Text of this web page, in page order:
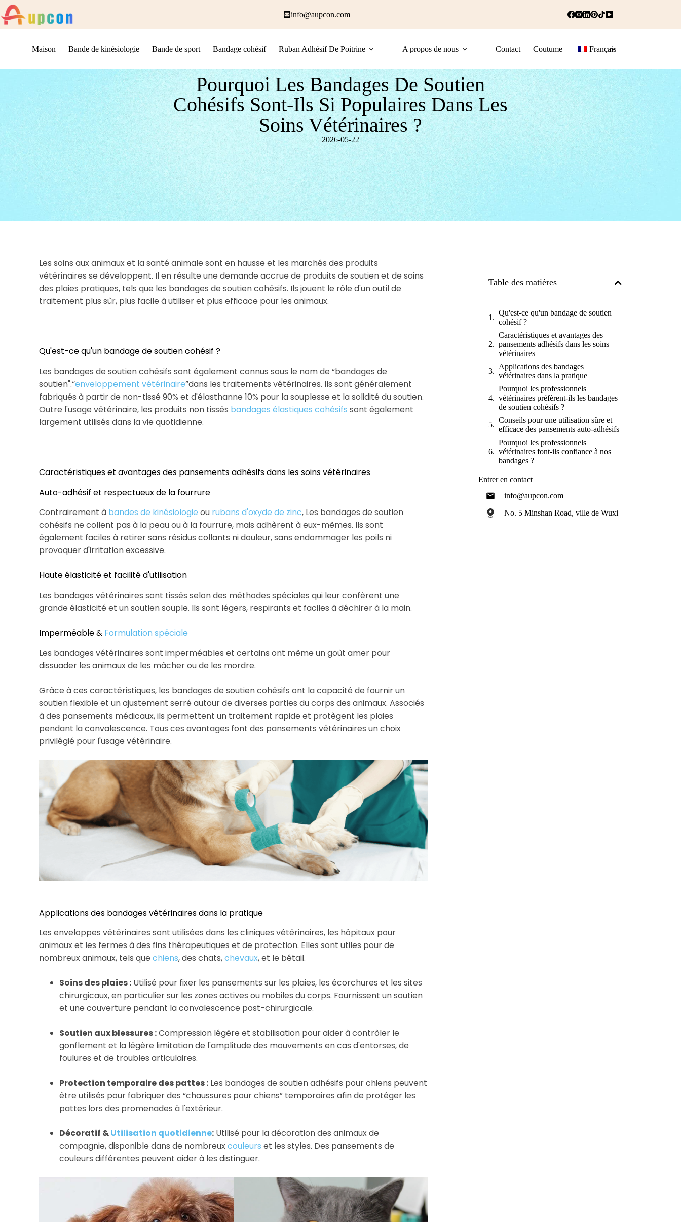
info@aupcon.com
Maison Bande de kinésiologie Bande de sport Bandage cohésif Ruban Adhésif De Poitrine A propos de nous Contact Coutume Français
Pourquoi Les Bandages De Soutien
Cohésifs Sont-Ils Si Populaires Dans Les
Soins Vétérinaires ?
2026-05-22
Les soins aux animaux et la santé animale sont en hausse et les marchés des produits
vétérinaires se développent. Il en résulte une demande accrue de produits de soutien et de soins
des plaies pratiques, tels que les bandages de soutien cohésifs. Ils jouent le rôle d'un outil de
traitement plus sûr, plus facile à utiliser et plus efficace pour les animaux.
Qu'est-ce qu'un bandage de soutien cohésif ?
Les bandages de soutien cohésifs sont également connus sous le nom de “bandages de
soutien".“enveloppement vétérinaire”dans les traitements vétérinaires. Ils sont généralement
fabriqués à partir de non-tissé 90% et d'élasthanne 10% pour la souplesse et la solidité du soutien.
Outre l'usage vétérinaire, les produits non tissés bandages élastiques cohésifs sont également
largement utilisés dans la vie quotidienne.
Caractéristiques et avantages des pansements adhésifs dans les soins vétérinaires
Auto-adhésif et respectueux de la fourrure
Contrairement à bandes de kinésiologie ou rubans d'oxyde de zinc, Les bandages de soutien
cohésifs ne collent pas à la peau ou à la fourrure, mais adhèrent à eux-mêmes. Ils sont
également faciles à retirer sans résidus collants ni douleur, sans endommager les poils ni
provoquer d'irritation excessive.
Haute élasticité et facilité d'utilisation
Les bandages vétérinaires sont tissés selon des méthodes spéciales qui leur confèrent une
grande élasticité et un soutien souple. Ils sont légers, respirants et faciles à déchirer à la main.
Imperméable & Formulation spéciale
Les bandages vétérinaires sont imperméables et certains ont même un goût amer pour
dissuader les animaux de les mâcher ou de les mordre.
Grâce à ces caractéristiques, les bandages de soutien cohésifs ont la capacité de fournir un
soutien flexible et un ajustement serré autour de diverses parties du corps des animaux. Associés
à des pansements médicaux, ils permettent un traitement rapide et protègent les plaies
pendant la convalescence. Tous ces avantages font des pansements vétérinaires un choix
privilégié pour l'usage vétérinaire.
Applications des bandages vétérinaires dans la pratique
Les enveloppes vétérinaires sont utilisées dans les cliniques vétérinaires, les hôpitaux pour
animaux et les fermes à des fins thérapeutiques et de protection. Elles sont utiles pour de
nombreux animaux, tels quechiens, des chats,chevaux, et le bétail.
Soins des plaies : Utilisé pour fixer les pansements sur les plaies, les écorchures et les sites
chirurgicaux, en particulier sur les zones actives ou mobiles du corps. Fournissent un soutien
et une couverture pendant la convalescence post-chirurgicale.
Soutien aux blessures :Compression légère et stabilisation pour aider à contrôler le
gonflement et la légère limitation de l'amplitude des mouvements en cas d'entorses, de
foulures et de troubles articulaires.
Protection temporaire des pattes : Les bandages de soutien adhésifs pour chiens peuvent
être utilisés pour fabriquer des “chaussures pour chiens” temporaires afin de protéger les
pattes lors des promenades à l'extérieur.
Décoratif &Utilisation quotidienne: Utilisé pour la décoration des animaux de
compagnie, disponible dans de nombreuxcouleurs et les styles. Des pansements de
couleurs différentes peuvent aider à les distinguer.
Table des matières
Qu'est-ce qu'un bandage de soutien
cohésif ?
Caractéristiques et avantages des
pansements adhésifs dans les soins
vétérinaires
Applications des bandages
vétérinaires dans la pratique
Pourquoi les professionnels
vétérinaires préfèrent-ils les bandages
de soutien cohésifs ?
Conseils pour une utilisation sûre et
efficace des pansements auto-adhésifs
Pourquoi les professionnels
vétérinaires font-ils confiance à nos
bandages ?
Entrer en contact
info@aupcon.com
No. 5 Minshan Road, ville de Wuxi